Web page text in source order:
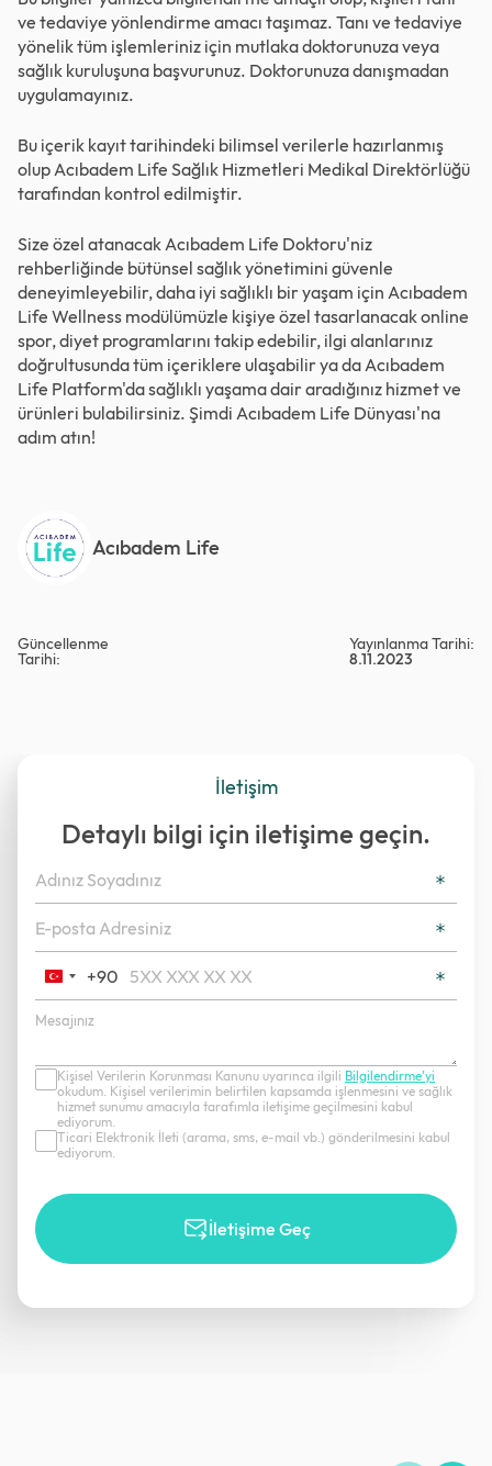
ve tedaviye yönlendirme amacı taşımaz. Tanı ve tedaviye
yönelik tüm işlemleriniz için mutlaka doktorunuza veya
sağlık kuruluşuna başvurunuz. Doktorunuza danışmadan
uygulamayınız.
Bu içerik kayıt tarihindeki bilimsel verilerle hazırlanmış
olup Acıbadem Life Sağlık Hizmetleri Medikal Direktörlüğü
tarafından kontrol edilmiştir.
Size özel atanacak Acıbadem Life Doktoru'niz
rehberliğinde bütünsel sağlık yönetimini güvenle
deneyimleyebilir, daha iyi sağlıklı bir yaşam için Acıbadem
Life Wellness modülümüzle kişiye özel tasarlanacak online
spor, diyet programlarını takip edebilir, ilgi alanlarınız
doğrultusunda tüm içeriklere ulaşabilir ya da Acıbadem
Life Platform'da sağlıklı yaşama dair aradığınız hizmet ve
ürünleri bulabilirsiniz. Şimdi Acıbadem Life Dünyası'na
adım atın!
Acıbadem Life
Güncellenme
Tarihi:
Yayınlanma Tarihi:
8.11.2023
İletişim
Detaylı bilgi için iletişime geçin.
Turkey
+90
+90
Kişisel Verilerin Korunması Kanunu uyarınca ilgili Bilgilendirme’yi
okudum. Kişisel verilerimin belirtilen kapsamda işlenmesini ve sağlık
hizmet sunumu amacıyla tarafımla iletişime geçilmesini kabul
ediyorum.
Ticari Elektronik İleti (arama, sms, e-mail vb.) gönderilmesini kabul
ediyorum.
İletişime Geç